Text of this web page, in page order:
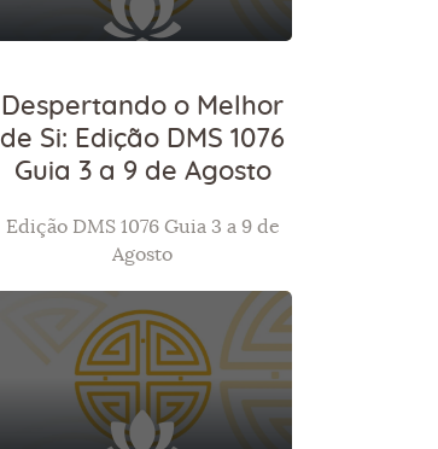
Despertando o Melhor
de Si: Edição DMS 1076
Guia 3 a 9 de Agosto
Edição DMS 1076 Guia 3 a 9 de
Agosto